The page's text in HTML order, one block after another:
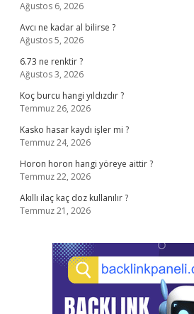
Ağustos 6, 2026
Avcı ne kadar al bilirse ?
Ağustos 5, 2026
6.73 ne renktir ?
Ağustos 3, 2026
Koç burcu hangi yıldızdır ?
Temmuz 26, 2026
Kasko hasar kaydı işler mi ?
Temmuz 24, 2026
Horon horon hangi yöreye aittir ?
Temmuz 22, 2026
Akıllı ilaç kaç doz kullanılır ?
Temmuz 21, 2026